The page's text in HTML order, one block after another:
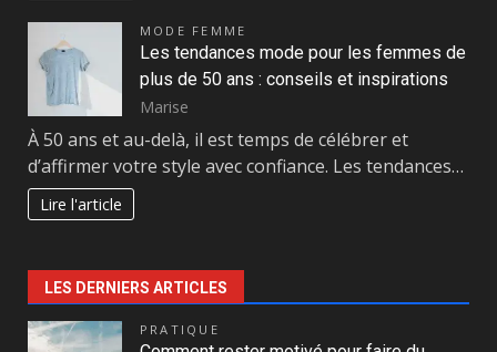
MODE FEMME
Les tendances mode pour les femmes de
plus de 50 ans : conseils et inspirations
Marise
À 50 ans et au-delà, il est temps de célébrer et
d’affirmer votre style avec confiance. Les tendances…
Lire l'article
LES DERNIERS ARTICLES
PRATIQUE